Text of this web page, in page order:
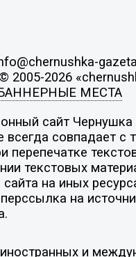
2005-2026
МЕСТА
сайт Чернушка
всегда совпадает с
перепечатке
текстовых
на иных
на
и